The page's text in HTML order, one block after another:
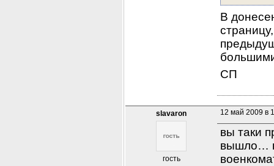
В
СП
slavaron
гость
12 май 2009 в
вы таки
вышло…